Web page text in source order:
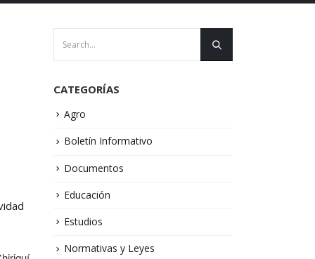
CATEGORÍAS
Agro
Boletín Informativo
Documentos
Educación
Estudios
Normativas y Leyes